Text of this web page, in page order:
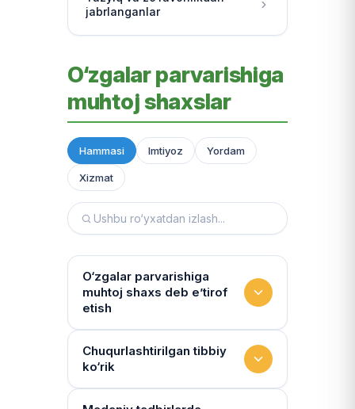
jabrlanganlar
O‘zgalar parvarishiga
muhtoj shaxslar
Hammasi Imtiyoz Yordam
Xizmat
O‘zgalar parvarishiga
muhtoj shaxs deb e’tirof
etish
Yashash sharoitini kim
baholaydi?
Multidissiplinar guruh: "Inson"
Chuqurlashtirilgan tibbiy
ko‘rik